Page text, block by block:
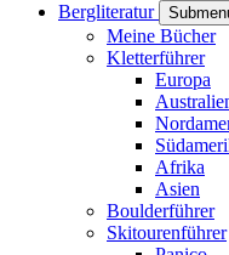
Bergliteratur
Meine Bücher
Kletterführer
Europa
Afrika
Asien
Boulderführer
Skitourenführer